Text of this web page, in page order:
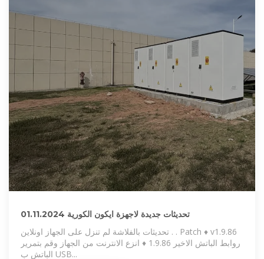
تحديثات جديدة لاجهزة ايكون الكورية 01.11.2024
تحديثات بالفلاشة لم تنزل على الجهاز اونلاين . . Patch ♦️ v1.9.86
روابط الباتش الاخير 1.9.86 ♦️ انزع الانترنت من الجهاز وقم بتمرير
الباتش ب USB...